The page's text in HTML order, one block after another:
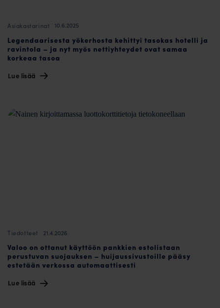
Asiakastarinat 10.6.2025
Legendaarisesta yökerhosta kehittyi tasokas hotelli ja
ravintola – ja nyt myös nettiyhteydet ovat samaa
korkeaa tasoa
Lue lisää
Tiedotteet 21.4.2026
Valoo on ottanut käyttöön pankkien estolistaan
perustuvan suojauksen – huijaussivustoille pääsy
estetään verkossa automaattisesti
Lue lisää